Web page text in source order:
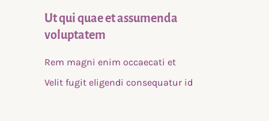
Ut qui quae et assumenda
voluptatem
Rem magni enim occaecati et
Velit fugit eligendi consequatur id